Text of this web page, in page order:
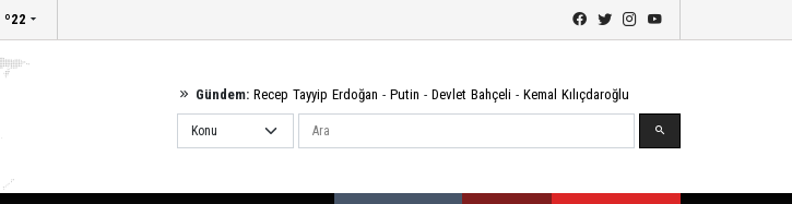
º22
Gündem: Recep Tayyip Erdoğan - Putin - Devlet Bahçeli - Kemal Kılıçdaroğlu
Ara